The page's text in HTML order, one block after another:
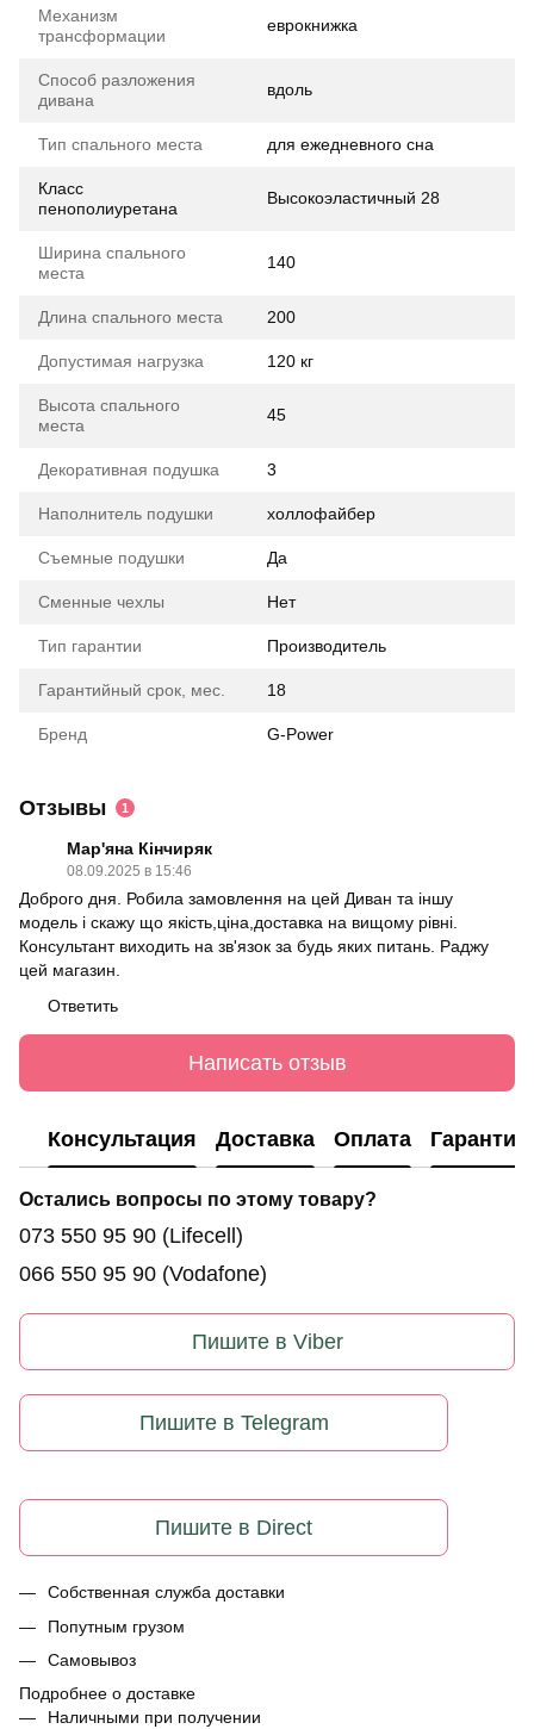
Механизм
трансформации
еврокнижка
Способ разложения
дивана
вдоль
Тип спального места для ежедневного сна
Класс
пенополиуретана
Высокоэластичный 28
Ширина спального
места
140
Длина спального места 200
Допустимая нагрузка 120 кг
Высота спального
места
45
Декоративная подушка 3
Наполнитель подушки холлофайбер
Съемные подушки Да
Сменные чехлы Нет
Тип гарантии Производитель
Гарантийный срок, мес. 18
Бренд G-Power
Отзывы 1
Мар'яна Кінчиряк
08.09.2025 в 15:46
Доброго дня. Робила замовлення на цей Диван та іншу
модель і скажу що якість,ціна,доставка на вищому рівні.
Консультант виходить на зв'язок за будь яких питань. Раджу
цей магазин.
Ответить
Написать отзыв
Консультация Доставка Оплата Гарантия
Остались вопросы по этому товару?
073 550 95 90 (Lifecell)
066 550 95 90 (Vodafone)
Пишите в Viber
Пишите в Telegram
Пишите в Direct
Собственная служба доставки
Попутным грузом
Самовывоз
Подробнее о доставке
Наличными при получении